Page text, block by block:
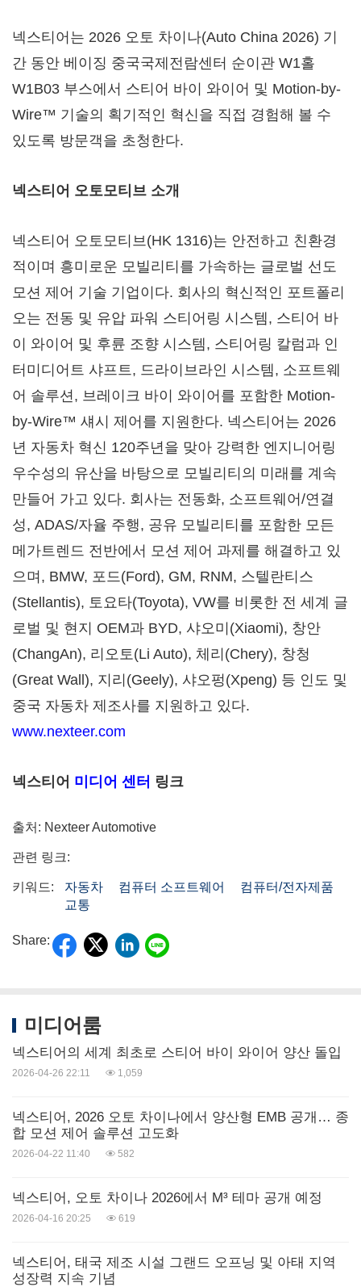
넥스티어는 2026 오토 차이나(Auto China 2026) 기
간 동안 베이징 중국국제전람센터 순이관 W1홀
W1B03 부스에서 스티어 바이 와이어 및 Motion-by-
Wire™ 기술의 획기적인 혁신을 직접 경험해 볼 수
있도록 방문객을 초청한다.
넥스티어 오토모티브 소개
넥스티어 오토모티브(HK 1316)는 안전하고 친환경
적이며 흥미로운 모빌리티를 가속하는 글로벌 선도
모션 제어 기술 기업이다. 회사의 혁신적인 포트폴리
오는 전동 및 유압 파워 스티어링 시스템, 스티어 바
이 와이어 및 후륜 조향 시스템, 스티어링 칼럼과 인
터미디어트 샤프트, 드라이브라인 시스템, 소프트웨
어 솔루션, 브레이크 바이 와이어를 포함한 Motion-
by-Wire™ 섀시 제어를 지원한다. 넥스티어는 2026
년 자동차 혁신 120주년을 맞아 강력한 엔지니어링
우수성의 유산을 바탕으로 모빌리티의 미래를 계속
만들어 가고 있다. 회사는 전동화, 소프트웨어/연결
성, ADAS/자율 주행, 공유 모빌리티를 포함한 모든
메가트렌드 전반에서 모션 제어 과제를 해결하고 있
으며, BMW, 포드(Ford), GM, RNM, 스텔란티스
(Stellantis), 토요타(Toyota), VW를 비롯한 전 세계 글
로벌 및 현지 OEM과 BYD, 샤오미(Xiaomi), 창안
(ChangAn), 리오토(Li Auto), 체리(Chery), 창청
(Great Wall), 지리(Geely), 샤오펑(Xpeng) 등 인도 및
중국 자동차 제조사를 지원하고 있다.
www.nexteer.com
넥스티어 미디어 센터 링크
출처: Nexteer Automotive
관련 링크:
키워드: 자동차 컴퓨터 소프트웨어
컴퓨터/전자제품
교통
Share:
미디어룸
넥스티어의 세계 최초로 스티어 바이 와이어 양산 돌입
2026-04-26 22:11 1,059
넥스티어, 2026 오토 차이나에서 양산형 EMB 공개… 종
합 모션 제어 솔루션 고도화
2026-04-22 11:40 582
넥스티어, 오토 차이나 2026에서 M³ 테마 공개 예정
2026-04-16 20:25 619
넥스티어, 태국 제조 시설 그랜드 오프닝 및 아태 지역
성장력 지속 기념